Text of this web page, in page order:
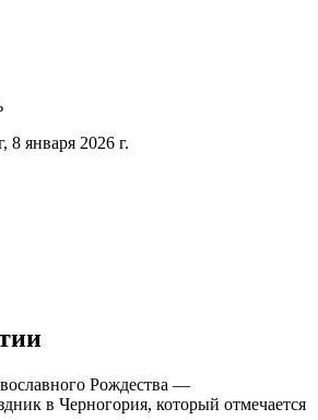
8 января 2026 г.
Рождества —
в Черногория, который отмечается